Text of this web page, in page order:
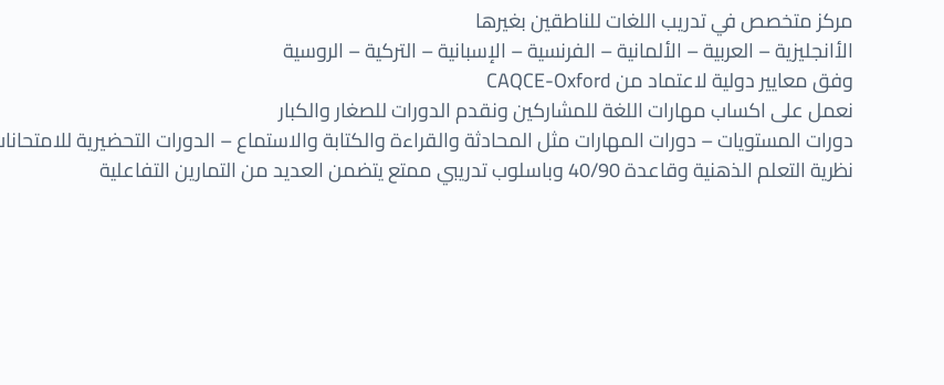
مركز متخصص في تدريب اللغات للناطقين بغيرها
الأانجليزية – العربية – الألمانية – الفرنسية – الإسبانية – التركية – الروسية
وفق معايير دولية لاعتماد من CAQCE-Oxford
نعمل على اكساب مهارات اللغة للمشاركين ونقدم الدورات للصغار والكبار
دورات المستويات – دورات المهارات مثل المحادثة والقراءة والكتابة والاستماع – الدورات التحضيرية
نظرية التعلم الذهنية وقاعدة 40/90 وباسلوب تدريبي ممتع يتضمن العديد من التمارين التفاعلية